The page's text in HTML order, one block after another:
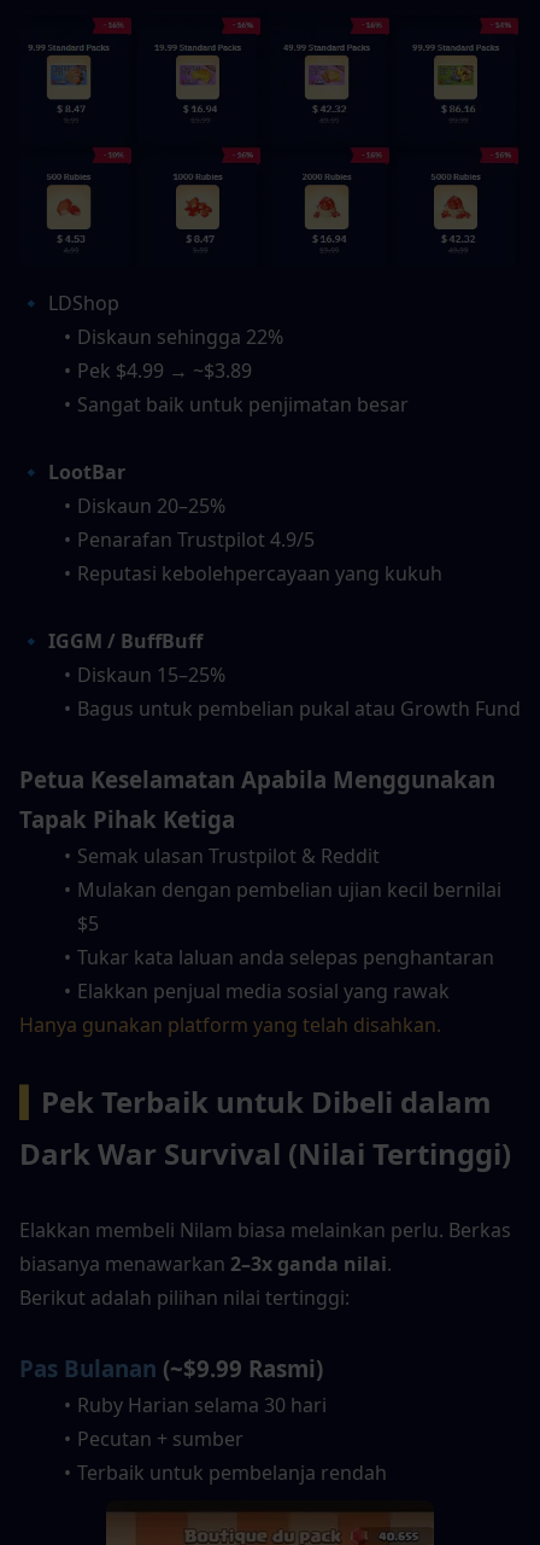
🔹 LDShop
Diskaun sehingga 22%
Pek $4.99 → ~$3.89
Sangat baik untuk penjimatan besar
🔹 LootBar
Diskaun 20–25%
Penarafan Trustpilot 4.9/5
Reputasi kebolehpercayaan yang kukuh
🔹 IGGM / BuffBuff
Diskaun 15–25%
Bagus untuk pembelian pukal atau Growth Fund
Petua Keselamatan Apabila Menggunakan
Tapak Pihak Ketiga
Semak ulasan Trustpilot & Reddit
Mulakan dengan pembelian ujian kecil bernilai
$5
Tukar kata laluan anda selepas penghantaran
Elakkan penjual media sosial yang rawak
Hanya gunakan platform yang telah disahkan.
Pek Terbaik untuk Dibeli dalam
Dark War Survival (Nilai Tertinggi)
Elakkan membeli Nilam biasa melainkan perlu. Berkas
biasanya menawarkan 2–3x ganda nilai.
Berikut adalah pilihan nilai tertinggi:
Pas Bulanan (~$9.99 Rasmi)
Ruby Harian selama 30 hari
Pecutan + sumber
Terbaik untuk pembelanja rendah